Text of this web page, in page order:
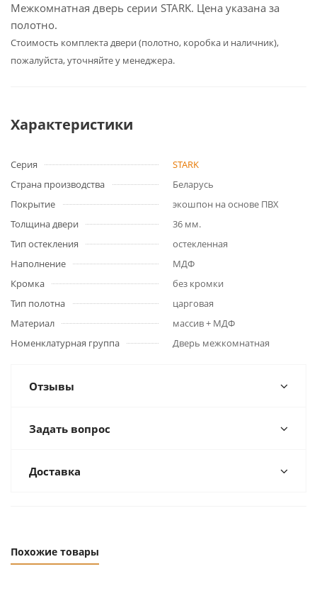
Межкомнатная дверь серии STARK. Цена указана за
полотно.
Cтоимость комплекта двери (полотно, коробка и наличник),
пожалуйста, уточняйте у менеджера.
Характеристики
Серия
STARK
Страна производства
Беларусь
Покрытие
экошпон на основе ПВХ
Толщина двери
36 мм.
Тип остекления
остекленная
Наполнение
МДФ
Кромка
без кромки
Тип полотна
царговая
Материал
массив + МДФ
Номенклатурная группа
Дверь межкомнатная
Отзывы
Задать вопрос
Доставка
Похожие товары